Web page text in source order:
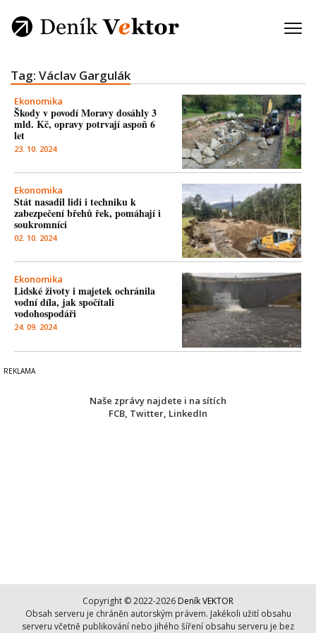
Tag: Václav Gargulák
Ekonomika
Škody v povodí Moravy dosáhly 3
mld. Kč, opravy potrvají aspoň 6
let
23. 10. 2024
Ekonomika
Stát nasadil lidi i techniku k
zabezpečení břehů řek, pomáhají i
soukromníci
02. 10. 2024
Ekonomika
Lidské životy i majetek ochránila
vodní díla, jak spočítali
vodohospodáři
24. 09. 2024
Naše zprávy najdete i na sítích
FCB, Twitter, LinkedIn
Copyright © 2022-2026 Deník VEKTOR
Obsah serveru je chráněn autorským právem. Jakékoli užití obsahu
serveru včetně publikování nebo jihého šíření obsahu serveru je bez